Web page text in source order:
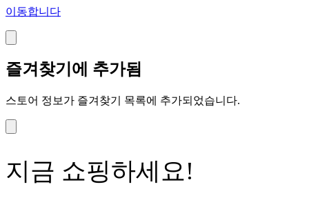
이동합니다
즐겨찾기에 추가됨
스토어 정보가 즐겨찾기 목록에 추가되었습니다.
지금 쇼핑하세요!